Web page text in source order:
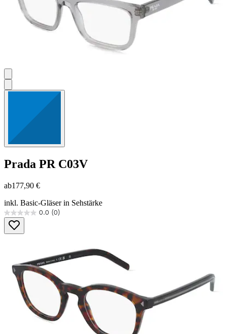
Prada PR C03V
ab177,90 €
inkl. Basic-Gläser in Sehstärke
0.0 (0)
0.0
von
5